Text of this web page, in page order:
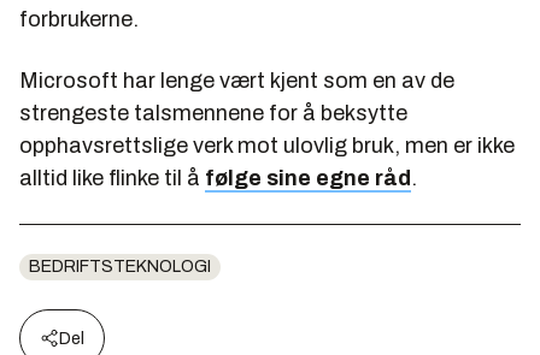
forbrukerne.
Microsoft har lenge vært kjent som en av de
strengeste talsmennene for å beksytte
opphavsrettslige verk mot ulovlig bruk, men er ikke
alltid like flinke til å følge sine egne råd .
BEDRIFTSTEKNOLOGI
Del